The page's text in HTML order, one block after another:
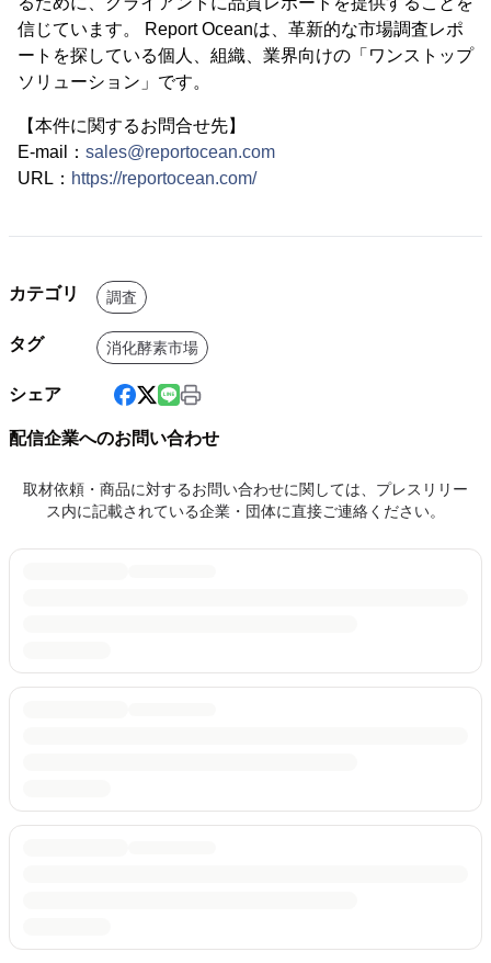
信じています。 Report Oceanは、革新的な市場調査レポ
ートを探している個人、組織、業界向けの「ワンストップ
ソリューション」です。
【本件に関するお問合せ先】
E-mail： sales@reportocean.com
URL： https://reportocean.com/
カテゴリ 調査
タグ 消化酵素市場
シェア
配信企業へのお問い合わせ
取材依頼・商品に対するお問い合わせに関しては、プレスリリー
ス内に記載されている企業・団体に直接ご連絡ください。